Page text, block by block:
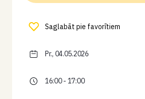
Saglabāt pie favorītiem
Pr., 04.05.2026
16:00 - 17:00